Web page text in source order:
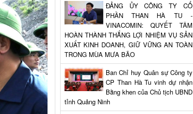
ĐẢNG ỦY CÔNG TY CỔ
PHẦN THAN HÀ TU -
VINACOMIN: QUYẾT TÂM
HOÀN THÀNH THẮNG LỢI NHIỆM VỤ SẢN
XUẤT KINH DOANH, GIỮ VỮNG AN TOÀN
TRONG MÙA MƯA BÃO
Ban Chỉ huy Quân sự Công ty
CP Than Hà Tu vinh dự nhận
Bằng khen của Chủ tịch UBND
tỉnh Quảng Ninh